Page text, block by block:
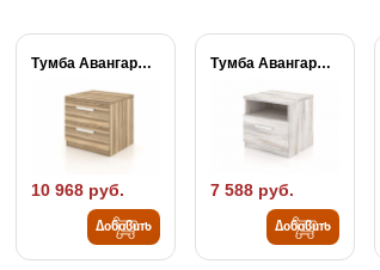
Тумба Авангард 2...
10 968 руб.
Добавить
Тумба Авангард 1...
7 588 руб.
Добавить